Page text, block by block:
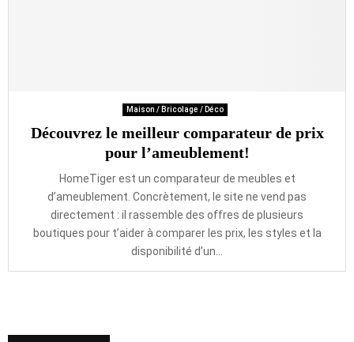
Maison / Bricolage / Déco
Découvrez le meilleur comparateur de prix
pour l’ameublement!
HomeTiger est un comparateur de meubles et
d’ameublement. Concrètement, le site ne vend pas
directement : il rassemble des offres de plusieurs
boutiques pour t’aider à comparer les prix, les styles et la
disponibilité d’un...